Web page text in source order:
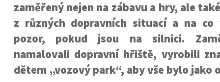
zaměřený nejen na zábavu a hry, ale
z různých dopravních situací a na
pozor, pokud jsou na silnici.
namalovali dopravní hřiště, vyrobili
dětem „vozový park“, aby vše bylo jako